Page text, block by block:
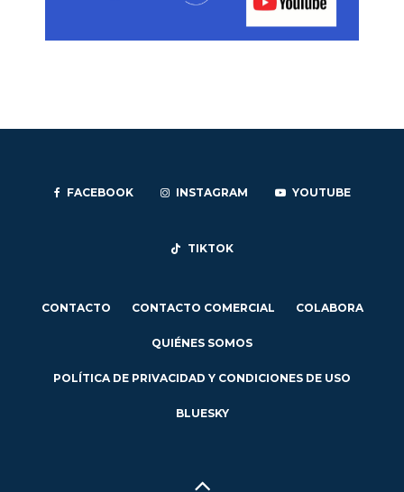
FACEBOOK INSTAGRAM YOUTUBE
TIKTOK
CONTACTO CONTACTO COMERCIAL COLABORA
QUIÉNES SOMOS
POLÍTICA DE PRIVACIDAD Y CONDICIONES DE USO
BLUESKY